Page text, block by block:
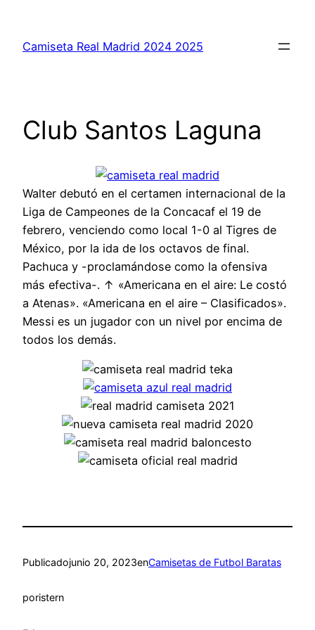
contenido
Camiseta Real Madrid 2024 2025
Club Santos Laguna
Walter debutó en el certamen internacional de la
Liga de Campeones de la Concacaf el 19 de
febrero, venciendo como local 1-0 al Tigres de
México, por la ida de los octavos de final.
Pachuca y -proclamándose como la ofensiva
más efectiva-. ↑ «Americana en el aire: Le costó
a Atenas». «Americana en el aire – Clasificados».
Messi es un jugador con un nivel por encima de
todos los demás.
Publicadojunio 20, 2023enCamisetas de Futbol Baratas
poristern